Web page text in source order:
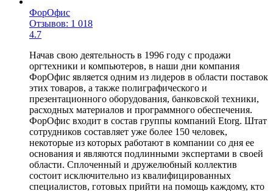
ФорОфис
Отзывов: 1 018
4.7
Начав свою деятельность в 1996 году с продажи
оргтехники и компьютеров, в наши дни компания
ФорОфис является одним из лидеров в области поставок
этих товаров, а также полиграфического и
презентационного оборудования, банковской техники,
расходных материалов и программного обеспечения.
ФорОфис входит в состав группы компаний Etorg. Штат
сотрудников составляет уже более 150 человек,
некоторые из которых работают в компании со дня ее
основания и являются подлинными экспертами в своей
области. Сплоченный и дружелюбный коллектив
состоит исключительно из квалифицированных
специалистов, готовых прийти на помощь каждому, кто